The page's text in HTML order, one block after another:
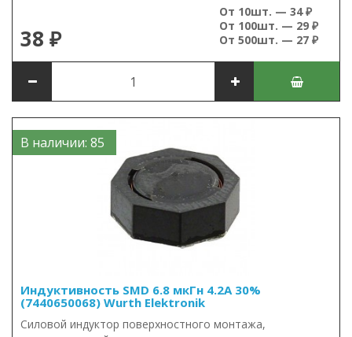
38 ₽
От 10шт. — 34 ₽
От 100шт. — 29 ₽
От 500шт. — 27 ₽
В наличии: 85
Индуктивность SMD 6.8 мкГн 4.2А 30%
(7440650068) Wurth Elektronik
Силовой индуктор поверхностного монтажа,